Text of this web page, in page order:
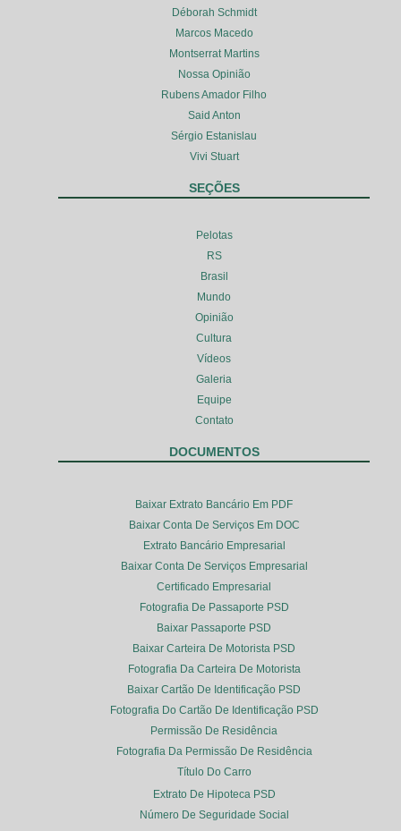
Déborah Schmidt
Marcos Macedo
Montserrat Martins
Nossa Opinião
Rubens Amador Filho
Said Anton
Sérgio Estanislau
Vivi Stuart
SEÇÕES
Pelotas
RS
Brasil
Mundo
Opinião
Cultura
Vídeos
Galeria
Equipe
Contato
DOCUMENTOS
Baixar Extrato Bancário Em PDF
Baixar Conta De Serviços Em DOC
Extrato Bancário Empresarial
Baixar Conta De Serviços Empresarial
Certificado Empresarial
Fotografia De Passaporte PSD
Baixar Passaporte PSD
Baixar Carteira De Motorista PSD
Fotografia Da Carteira De Motorista
Baixar Cartão De Identificação PSD
Fotografia Do Cartão De Identificação PSD
Permissão De Residência
Fotografia Da Permissão De Residência
Título Do Carro
Extrato De Hipoteca PSD
Número De Seguridade Social